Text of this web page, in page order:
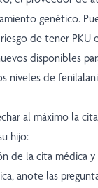
genético.
de tener PKU
disponibles
niveles de
al máximo la
hijo:
de la cita médica
anote las